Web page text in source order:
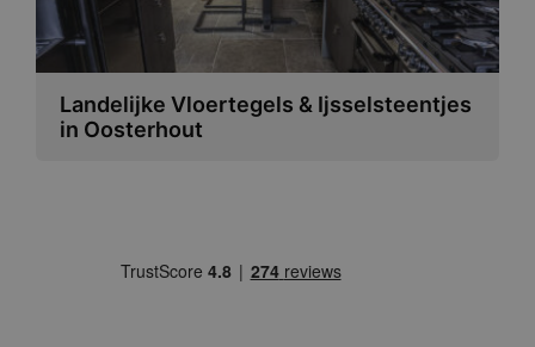
Landelijke Vloertegels & Ijsselsteentjes
in Oosterhout